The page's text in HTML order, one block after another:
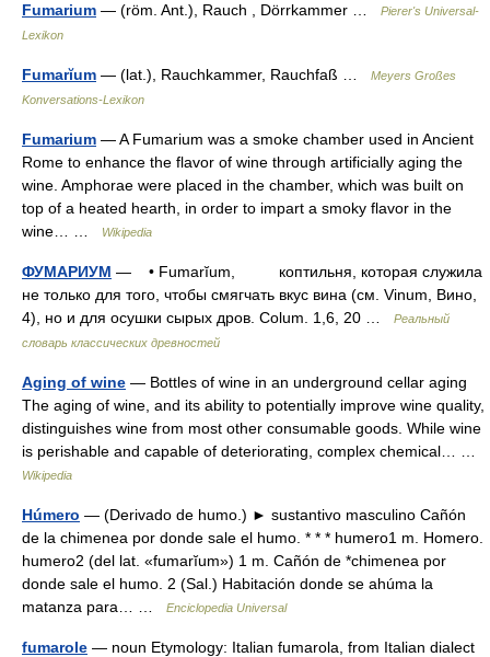
Fumarium — (röm. Ant.), Rauch , Dörrkammer …
Pierer's Universal-
Lexikon
Fumarĭum — (lat.), Rauchkammer, Rauchfaß …
Meyers Großes
Konversations-Lexikon
Fumarium — A Fumarium was a smoke chamber used in Ancient
Rome to enhance the flavor of wine through artificially aging the
wine. Amphorae were placed in the chamber, which was built on
top of a heated hearth, in order to impart a smoky flavor in the
wine… …
Wikipedia
ФУМАРИУМ — • Fumarĭum, коптильня, которая служила
не только для того, чтобы смягчать вкус вина (см. Vinum, Вино,
4), но и для осушки сырых дров. Colum. 1,6, 20 …
Реальный
словарь классических древностей
Aging of wine — Bottles of wine in an underground cellar aging
The aging of wine, and its ability to potentially improve wine quality,
distinguishes wine from most other consumable goods. While wine
is perishable and capable of deteriorating, complex chemical… …
Wikipedia
Húmero — (Derivado de humo.) ► sustantivo masculino Cañón
de la chimenea por donde sale el humo. * * * humero1 m. Homero.
humero2 (del lat. «fumarĭum») 1 m. Cañón de *chimenea por
donde sale el humo. 2 (Sal.) Habitación donde se ahúma la
matanza para… …
Enciclopedia Universal
fumarole — noun Etymology: Italian fumarola, from Italian dialect